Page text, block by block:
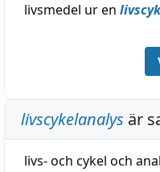
livsmedel ur en
livscykelanalys är
livs-och cykel och